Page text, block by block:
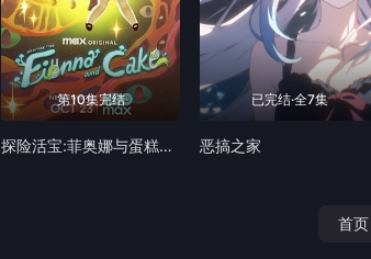
第10集完结
探险活宝:菲奥娜与蛋糕第二季
已完结·全7集
恶搞之家
首页